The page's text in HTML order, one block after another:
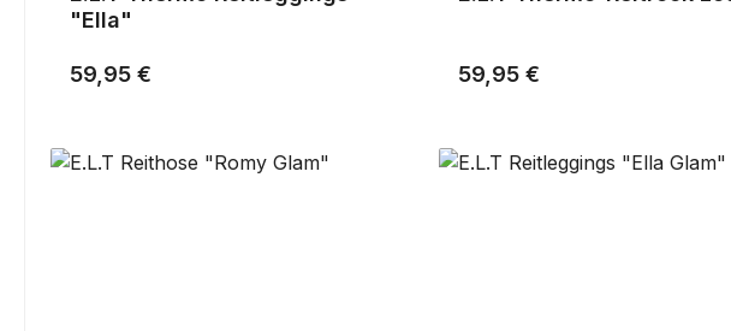
"Ella"
Regulärer Preis:
59,95 € Regulärer Preis:
59,95 €